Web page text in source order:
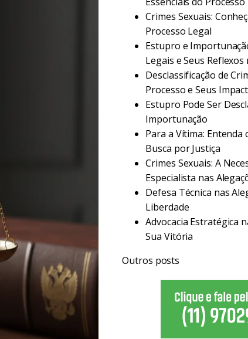
Crimes Sexuais:
Processo Legal
Estupro e
Legais e Seus
Desclassificação de
Processo e Seus
Estupro Pode Ser
Importunação
Para a Vítima: Entenda
Busca por Justiça
Crimes Sexuais: A
Especialista nas
Defesa Técnica nas
Liberdade
Advocacia Estratégica
Sua Vitória
Outros posts